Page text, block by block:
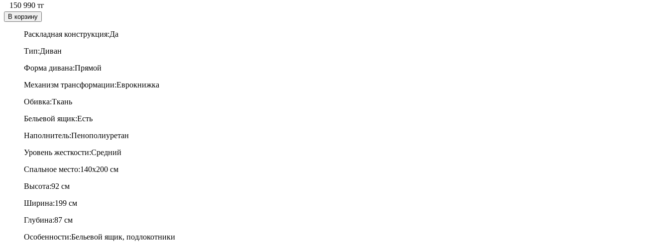
150 990 тг
В корзину
Раскладная конструкция:Да
Тип:Диван
Форма дивана:Прямой
Механизм трансформации:Еврокнижка
Обивка:Ткань
Бельевой ящик:Есть
Наполнитель:Пенополиуретан
Уровень жесткости:Средний
Спальное место:140x200 см
Высота:92 см
Ширина:199 см
Глубина:87 см
Особенности:Бельевой ящик, подлокотники